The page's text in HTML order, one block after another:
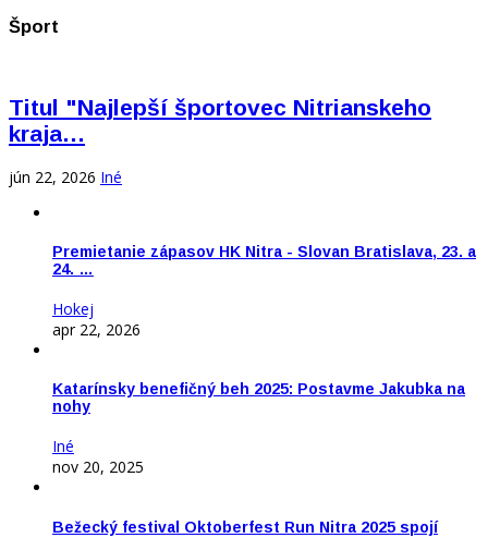
Šport
Titul "Najlepší športovec Nitrianskeho
kraja…
jún 22, 2026 Iné
Premietanie zápasov HK Nitra - Slovan Bratislava, 23. a
24. …
Hokej
apr 22, 2026
Katarínsky benefičný beh 2025: Postavme Jakubka na
nohy
Iné
nov 20, 2025
Bežecký festival Oktoberfest Run Nitra 2025 spojí